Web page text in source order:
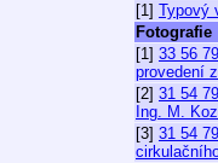
[1] Typový
Fotografie
[1] 33 56
provedení
[2] 31 54
Ing. M.
[3] 31 54